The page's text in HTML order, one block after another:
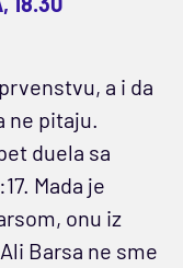
a i da
ne pitaju.
duela sa
Mada je
onu iz
Barsa ne sme